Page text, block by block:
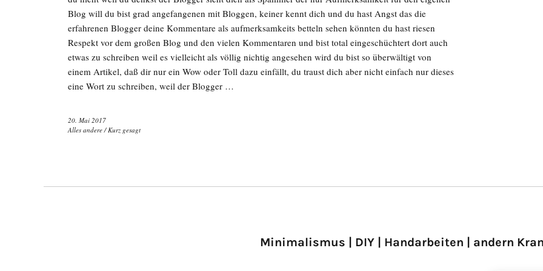
Blog will du bist grad angefangenen mit Bloggen, keiner kennt dich und du hast Angst das die
erfahrenen Blogger deine Kommentare als aufmerksamkeits betteln sehen könnten du hast riesen
Respekt vor dem großen Blog und den vielen Kommentaren und bist total eingeschüchtert dort auch
etwas zu schreiben weil es vielleicht als völlig nichtig angesehen wird du bist so überwältigt von
einem Artikel, daß dir nur ein Wow oder Toll dazu einfällt, du traust dich aber nicht einfach nur dieses
eine Wort zu schreiben, weil der Blogger …
20. Mai 2017
Alles andere/Kurz gesagt
Minimalismus | DIY | Handarbeiten | andern